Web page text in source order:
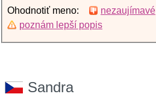
Ohodnotiť meno: nezaujímavé
poznám lepší popis
Sandra